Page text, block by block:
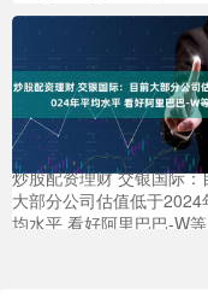
炒股配资理财 交银国际：
大部分公司估值低于2024
均水平 看好阿里巴巴-W等